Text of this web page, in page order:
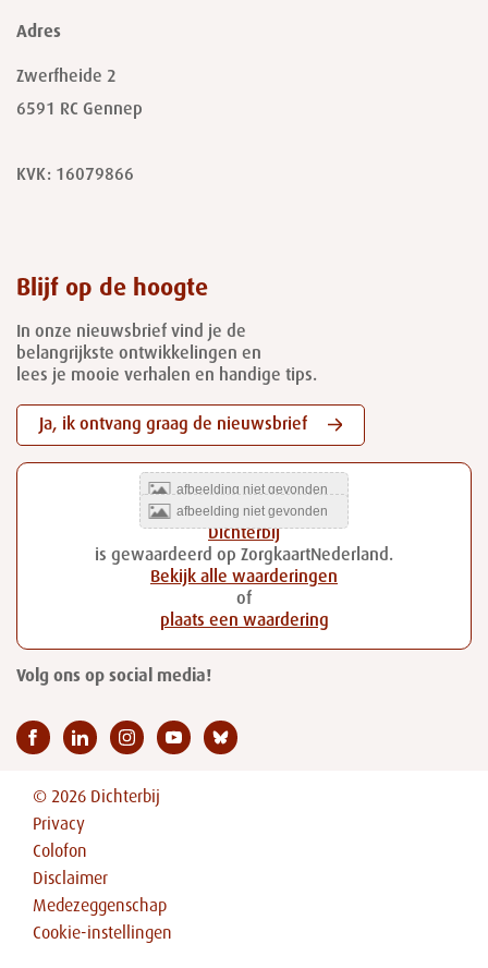
Adres
Zwerfheide 2
6591 RC Gennep
KVK: 16079866
Blijf op de hoogte
In onze nieuwsbrief vind je de
belangrijkste ontwikkelingen en
lees je mooie verhalen en handige tips.
Ja, ik ontvang graag de nieuwsbrief
Dichterbij
is gewaardeerd op ZorgkaartNederland.
Bekijk alle waarderingen
of
plaats een waardering
Volg ons op social media!
© 2026 Dichterbij
Privacy
Colofon
Disclaimer
Medezeggenschap
Cookie-instellingen